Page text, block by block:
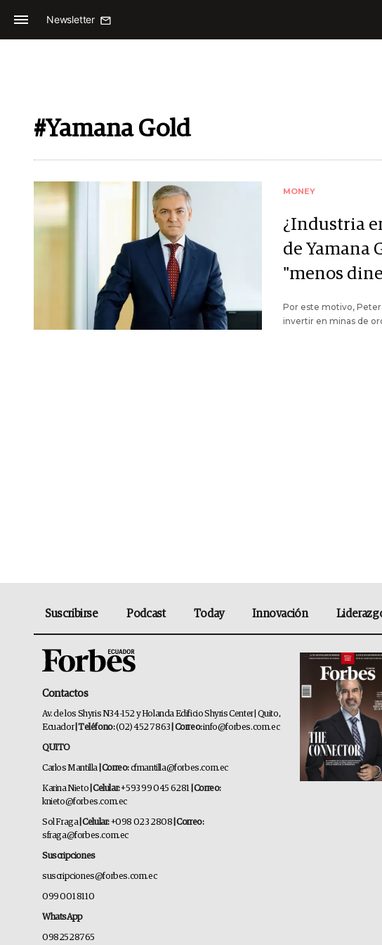
Newsletter
#Yamana Gold
MONEY
¿Industria
de Yamana
"menos
Por este motivo, Peter
invertir en minas de
Suscribirse Podcast Today Innovación
Contactos
Av. de los Shyris N34-152 y Holanda Edificio Shyris Center | Quito,
Ecuador | Teléfono:(02) 452 7863 | Correo:info@forbes.com.ec
QUITO
Carlos Mantilla | Correo:cfmantilla@forbes.com.ec
Karina Nieto | Celular:+593 99 045 6281 | Correo:
knieto@forbes.com.ec
Sol Fraga| Celular:+098 023 2808 | Correo:
sfraga@forbes.com.ec
Suscripciones
suscripciones@forbes.com.ec
099 001 8110
WhatsApp
0982528765